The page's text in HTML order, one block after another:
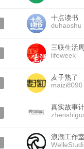
十点读书
duhaoshu
三联生活
lifeweek
麦子熟了
maizi8090
真实故事
浪潮工作